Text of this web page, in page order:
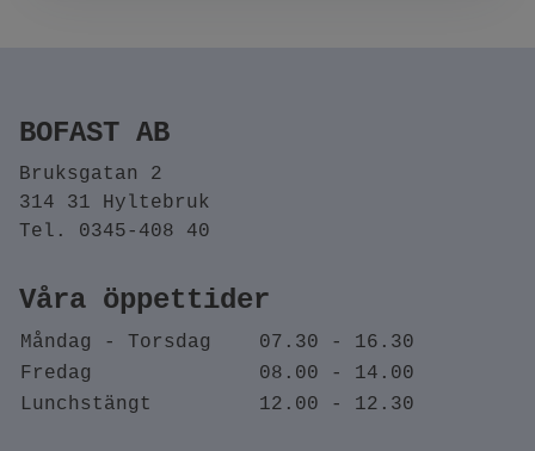
BOFAST AB
Bruksgatan 2
314 31 Hyltebruk
Tel. 0345-408 40
Våra öppettider
Måndag - Torsdag
07.30 - 16.30
Fredag
08.00 - 14.00
Lunchstängt
12.00 - 12.30